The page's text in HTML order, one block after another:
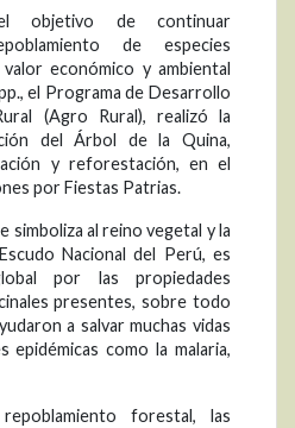
objetivo de continuar
de especies
económico y ambiental
el Programa de Desarrollo
(Agro Rural), realizó la
del Árbol de la Quina,
y reforestación, en el
por Fiestas Patrias.
simboliza al reino vegetal y la
Nacional del Perú, es
por las propiedades
presentes, sobre todo
a salvar muchas vidas
epidémicas como la malaria,
forestal, las